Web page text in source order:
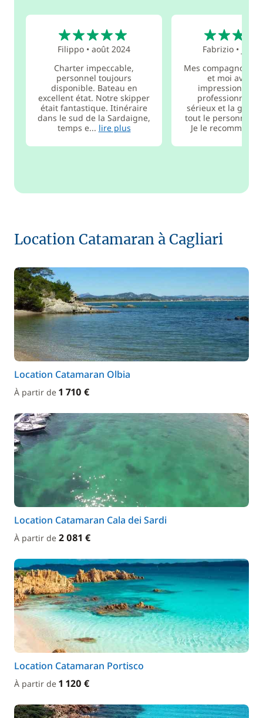
Filippo •août 2024
Charter impeccable,
personnel toujours
disponible. Bateau en
excellent état. Notre skipper
était fantastique. Itinéraire
dans le sud de la Sardaigne,
temps e... lire plus
Fabrizio•
Mes compagnons
et moi avons
impressionnés
sérieux et la
tout le personnel à
Je le recomma...
Location Catamaran à Cagliari
Location Catamaran Olbia
À partir de 1 710 €
Location Catamaran Cala dei Sardi
À partir de 2 081 €
Location Catamaran Portisco
À partir de 1 120 €